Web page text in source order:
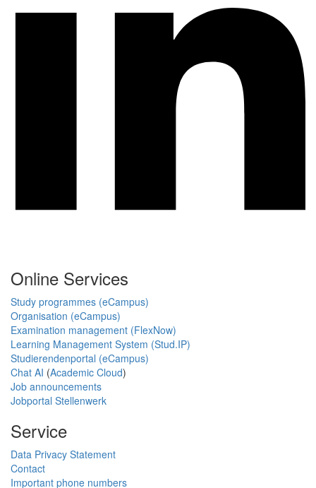
Online Services
Study programmes (eCampus)
Organisation (eCampus)
Examination management (FlexNow)
Learning Management System (Stud.IP)
Studierendenportal (eCampus)
Chat AI (Academic Cloud)
Job announcements
Jobportal Stellenwerk
Service
Data Privacy Statement
Contact
Important phone numbers